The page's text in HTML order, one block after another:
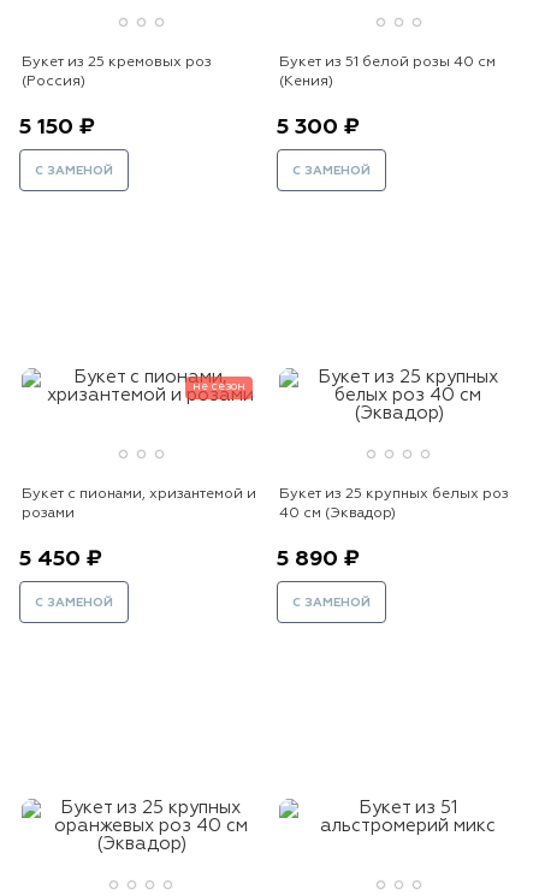
Букет из 25 кремовых роз
(Россия)
5 150 ₽
С ЗАМЕНОЙ
Букет из 51 белой розы 40 см
(Кения)
5 300 ₽
С ЗАМЕНОЙ
не сезон
Букет с пионами, хризантемой и
розами
5 450 ₽
С ЗАМЕНОЙ
Букет из 25 крупных белых роз
40 см (Эквадор)
5 890 ₽
С ЗАМЕНОЙ